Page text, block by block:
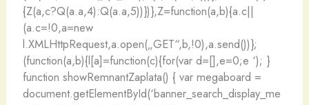
{Z(a,c?Q(a.a,4):Q(a.a,5))})},Z=function(a,b){a.c||
(a.c=!0,a=new
l.XMLHttpRequest,a.open(„GET“,b,!0),a.send())};
(function(a,b){l[a]=function(c){for(var d=[],e=0;e ‘); }
function showRemnantZaplata() { var megaboard =
document.getElementById(‘banner_search_display_me